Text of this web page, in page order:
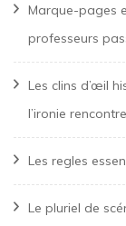
Marque-pages
professeurs
Les clins d’œil
l’ironie
Les regles
Le pluriel de